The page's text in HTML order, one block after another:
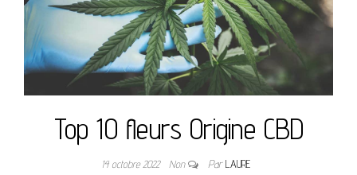
Top 10 fleurs Origine CBD
14 octobre 2022 Non ParLAURE